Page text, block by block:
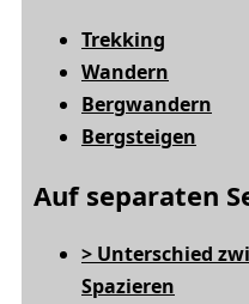
Trekking
Wandern
Bergwandern
Bergsteigen
Auf separaten
> Unterschied
Spazieren